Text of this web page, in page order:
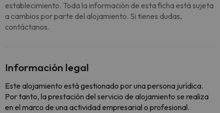
establecimiento. Toda la información de esta ficha está sujeta
a cambios por parte del alojamiento. Si tienes dudas,
contáctanos.
Información legal
Este alojamiento está gestionado por una persona jurídica.
Por tanto, la prestación del servicio de alojamiento se realiza
en el marco de una actividad empresarial o profesional.